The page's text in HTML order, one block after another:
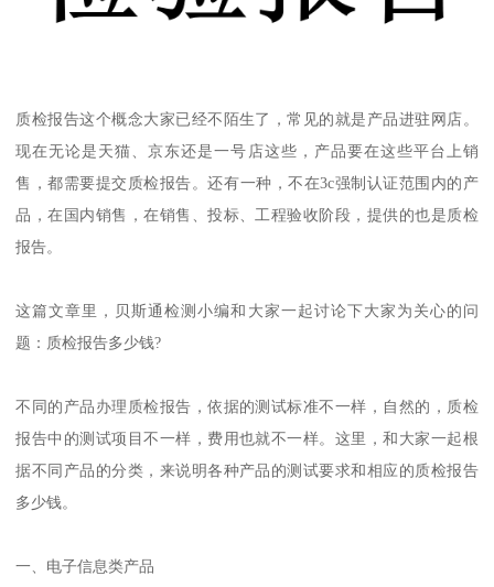
质检报告这个概念大家已经不陌生了，常见的就是产品进驻网店。
现在无论是天猫、京东还是一号店这些，产品要在这些平台上销
售，都需要提交质检报告。还有一种，不在3c强制认证范围内的产
品，在国内销售，在销售、投标、工程验收阶段，提供的也是质检
报告。
这篇文章里，贝斯通检测小编和大家一起讨论下大家为关心的问
题：质检报告多少钱?
不同的产品办理质检报告，依据的测试标准不一样，自然的，质检
报告中的测试项目不一样，费用也就不一样。这里，和大家一起根
据不同产品的分类，来说明各种产品的测试要求和相应的质检报告
多少钱。
一、电子信息类产品